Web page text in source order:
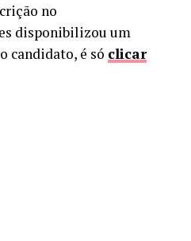
no
disponibilizou um
candidato, é só clicar